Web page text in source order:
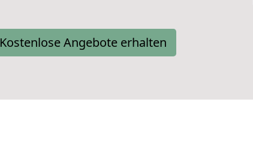
Kostenlose Angebote erhalten